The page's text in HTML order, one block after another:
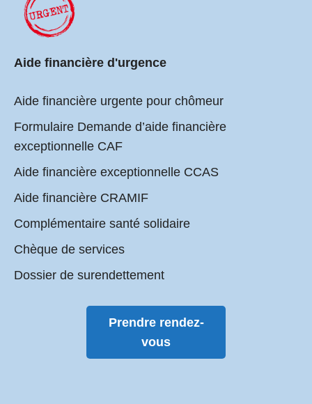
Aide financière d'urgence
Aide financière urgente pour chômeur
Formulaire Demande d’aide financière
exceptionnelle CAF
Aide financière exceptionnelle CCAS
Aide financière CRAMIF
Complémentaire santé solidaire
Chèque de services
Dossier de surendettement
Prendre rendez-
vous